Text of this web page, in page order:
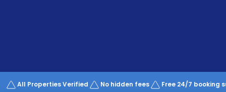
Works
All Properties Verified No hidden fees Free 24/7 booking